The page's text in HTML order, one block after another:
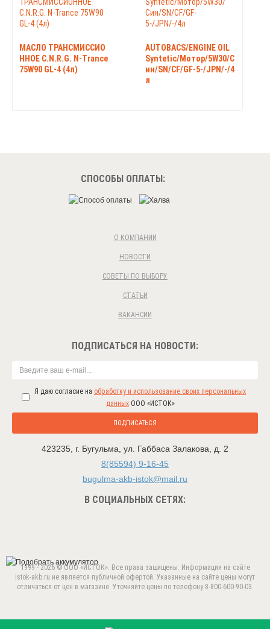
МАСЛО ТРАНСМИССИО
ННОЕ C.N.R.G. N-Trance
75W90 GL-4 (4л)
AUTOBACS/ENGINE OIL
Syntetic/Мотор/5W30/С
ин/SN/CF/GF-5-/JPN/-/4
л
СПОСОБЫ ОПЛАТЫ:
О КОМПАНИИ
НОВОСТИ
СОВЕТЫ ПО ВЫБОРУ
СТАТЬИ
ВАКАНСИИ
ПОДПИСАТЬСЯ НА НОВОСТИ:
Я даю согласие на обработку и использование своих персональных
данныхООО «ИСТОК»
ПОДПИСАТЬСЯ
423235 г. Бугульма ул. Габбаса Залакова, д. 2
8(85594) 9-16-45
bugulma-akb-istok@mail.ru
В СОЦИАЛЬНЫХ СЕТЯХ:
1999 - 2026 © ООО «ИСТОК». Все права защищены. Информация на сайте
istok-akb.ru не является публичной офертой. Указанные на сайте цены могут
отличаться от цен в магазине. Уточняйте цены по телефону 8-800-600-90-03.